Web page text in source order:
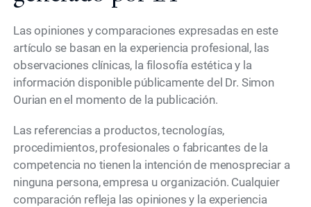
Las opiniones y comparaciones expresadas en este
artículo se basan en la experiencia profesional, las
observaciones clínicas, la filosofía estética y la
información disponible públicamente del Dr. Simon
Ourian en el momento de la publicación.
Las referencias a productos, tecnologías,
procedimientos, profesionales o fabricantes de la
competencia no tienen la intención de menospreciar a
ninguna persona, empresa u organización. Cualquier
comparación refleja las opiniones y la experiencia